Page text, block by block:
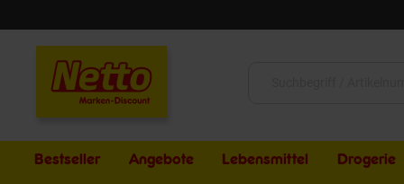
Bestseller Angebote Lebensmittel Drogerie